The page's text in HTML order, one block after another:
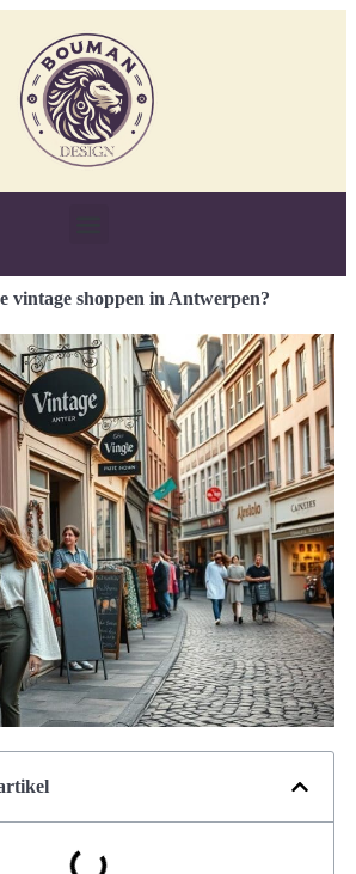
vintage shoppen in Antwerpen?